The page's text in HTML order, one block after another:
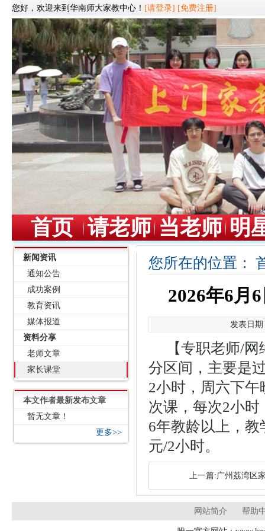
您好，欢迎来到华南师大家教中心！ [请登录] [免费注册]
首页 请老师 当老师 明
新闻资讯
通知公告
成功案例
教育资讯
媒体报道
资料分享
老师文章
家长课堂
本文作者最新发布文章
暂无文章！
更多>>
您所在的位置：
2026年6月
发表日期
【专职老师/
分区间，主要是
2小时，周六下
次课，每次2小
6年教龄以上，
元/2小时。
上一篇:广州荔湾区
网站简介 帮助